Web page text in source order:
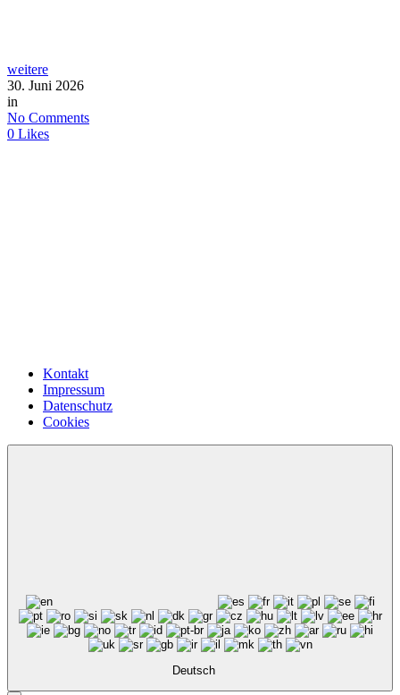
weitere
30. Juni 2026
in
No Comments
0 Likes
Kontakt
Impressum
Datenschutz
Cookies
Deutsch